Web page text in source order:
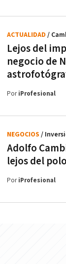
Lejos del
negocio de
ACTUALIDAD /
PoriProfesional
Adolfo
lejos del
NEGOCIOS /
PoriProfesional